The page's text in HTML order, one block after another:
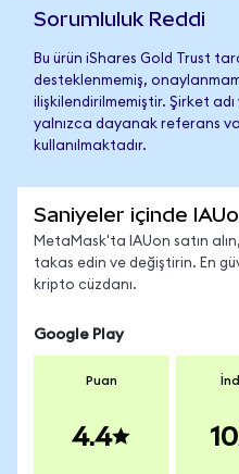
Sorumluluk Reddi
Bu ürün iShares Gold Trust
desteklenmemiş,
ilişkilendirilmemiştir. Şirket
yalnızca dayanak referans
kullanılmaktadır.
Saniyeler içinde
MetaMask'ta IAUon satın
takas edin ve değiştirin. En
kripto cüzdanı.
Google Play
Puan
4.4